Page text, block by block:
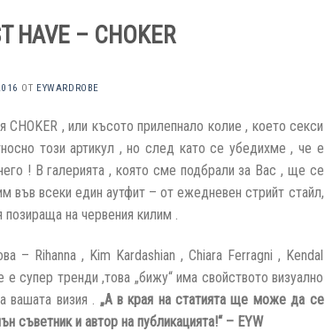
HAVE – CHOKER
ОТ EYWARDROBE
, или късото прилепнало колие , което секси
този артикул , но след като се убедихме , че е
! В галерията , която сме подбрали за Вас , ще се
във всеки един аутфит – от ежедневен стрийт стайл,
на червения килим .
– Rihanna , Kim Kardashian , Chiara Ferragni , Kendal
супер тренди ,това „бижу“ има свойството визуално
вашата визия . „А в края на статията ще може да се
съветник и автор на публикацията!“ – EYW